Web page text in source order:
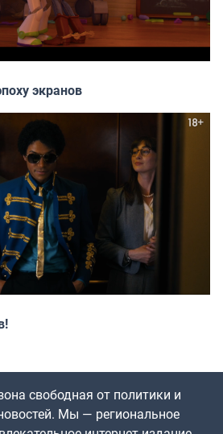
экранов
свободная от политики и
Мы — региональное